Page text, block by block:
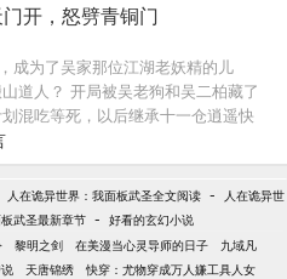
开，怒劈青铜门
成为了吴家那位江湖老妖精的儿
道人？ 开局被吴老狗和吴二柏藏了
混吃等死，以后继承十一仓逍遥快
为搬山诅咒日渐衰弱而大限将至，
吴钰终于忍不住站了出来。 “既然青
，那就以我三尺剑峰，斩尽前路一
天门！” （多个世界融合，先从盗墓
界：终极一班、终极一家、一人之
约） （简介短小无力，请各位看官
人在诡异世界：我面板武圣全文阅读 -
人在诡异世
武圣最新章节 - 好看的玄幻小说
黎明之剑 在美漫当心灵导师的日子
九域凡
天唐锦绣
快穿：尤物穿成万人嫌工具人女